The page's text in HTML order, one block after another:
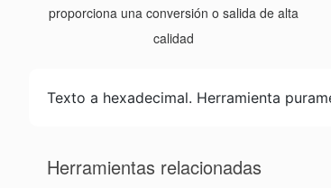
proporciona una conversión o salida de alta
calidad
Texto a hexadecimal. Herramienta
Herramientas relacionadas